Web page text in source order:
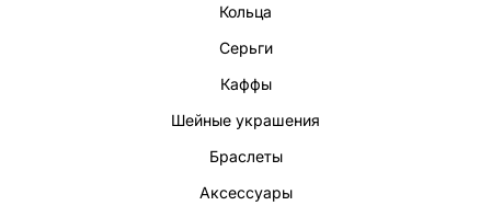
Кольца
Серьги
Каффы
Шейные украшения
Браслеты
Аксессуары